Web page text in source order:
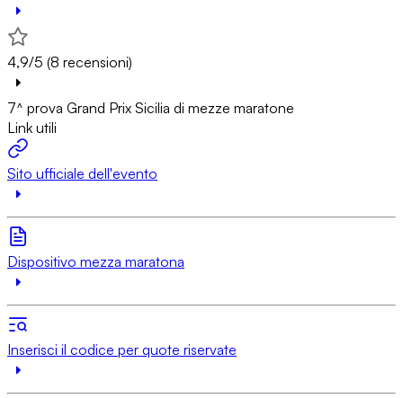
4,9/5 (8 recensioni)
7^ prova Grand Prix Sicilia di mezze maratone
Link utili
Sito ufficiale dell'evento
Dispositivo mezza maratona
Inserisci il codice per quote riservate